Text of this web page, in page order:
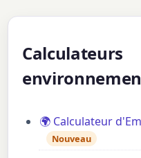
Calculateurs
🌍 Calculateur
Nouveau